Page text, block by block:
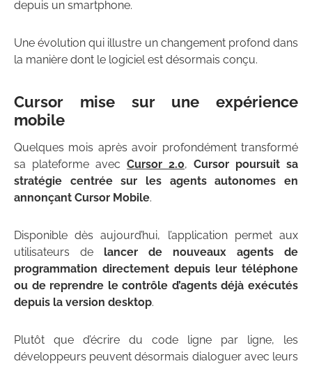
depuis un smartphone.
Une évolution qui illustre un changement profond dans
la manière dont le logiciel est désormais conçu.
Cursor mise sur une expérience
mobile
Quelques mois après avoir profondément transformé
sa plateforme avec Cursor 2.0, Cursor poursuit sa
stratégie centrée sur les agents autonomes en
annonçant Cursor Mobile.
Disponible dès aujourd’hui, l’application permet aux
utilisateurs de lancer de nouveaux agents de
programmation directement depuis leur téléphone
ou de reprendre le contrôle d’agents déjà exécutés
depuis la version desktop.
Plutôt que d’écrire du code ligne par ligne, les
développeurs peuvent désormais dialoguer avec leurs